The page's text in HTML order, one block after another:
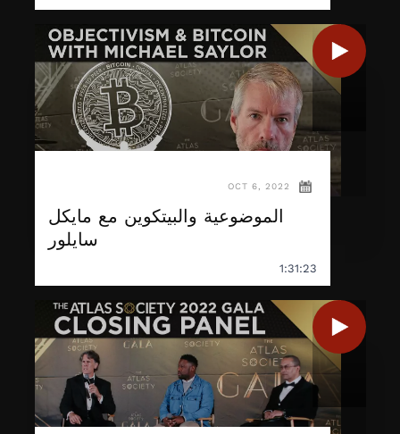
OCT 6, 2022
الموضوعية والبيتكوين مع مايكل
سايلور
1:31:23